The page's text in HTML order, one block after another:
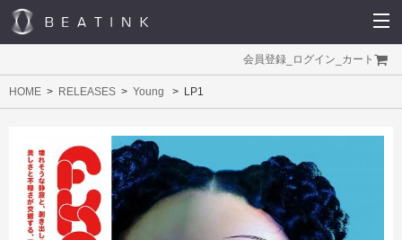
会員登録 ログイン カート
HOME RELEASES Young LP1